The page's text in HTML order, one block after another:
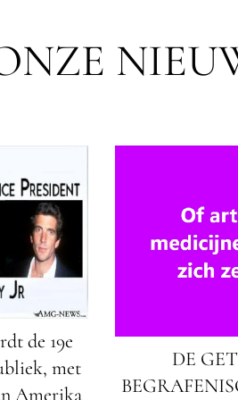
de 19e
met
Amerika
DE